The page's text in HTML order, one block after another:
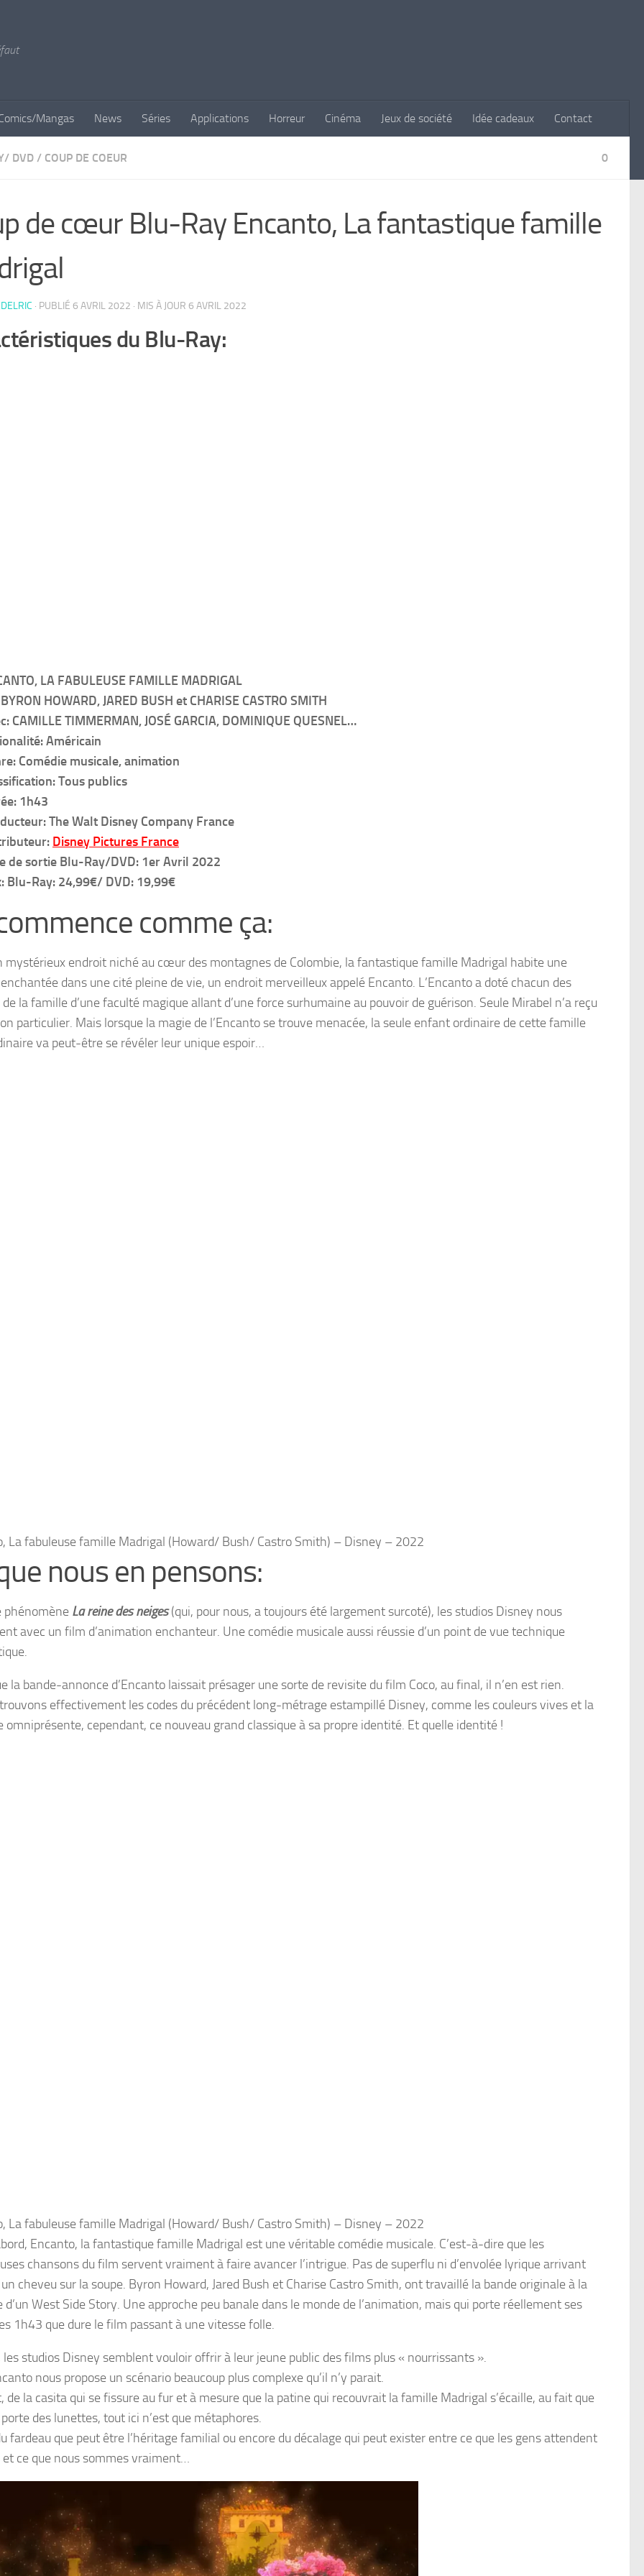
Mangas News Séries Applications Horreur Cinéma Jeux de société Idée cadeaux Contact
DVD / COUP DE COEUR 0
de cœur Blu-Ray Encanto, La fantastique famille
· PUBLIÉ 6 AVRIL 2022 · MIS À JOUR 6 AVRIL 2022
du Blu-Ray:
LA FABULEUSE FAMILLE MADRIGAL
HOWARD, JARED BUSH et CHARISE CASTRO SMITH
CAMILLE TIMMERMAN, JOSÉ GARCIA, DOMINIQUE QUESNEL…
Américain
Comédie musicale, animation
Tous publics
1h43
The Walt Disney Company France
Disney Pictures France
de sortie Blu-Ray/DVD: 1er Avril 2022
Blu-Ray: 24,99€/ DVD: 19,99€
comme ça:
mystérieux endroit niché au cœur des montagnes de Colombie, la fantastique famille Madrigal habite une
dans une cité pleine de vie, un endroit merveilleux appelé Encanto. L’Encantoa doté chacun des
la famille d’une faculté magique allant d’une force surhumaine au pouvoir de guérison. Seule Mirabel n’a reçu
particulier. Mais lorsque la magie de l’Encanto se trouve menacée, la seule enfant ordinaire de cette famille
va peut-être se révéler leur unique espoir…
La fabuleuse famille Madrigal (Howard/ Bush/ Castro Smith) – Disney – 2022
nous en pensons:
phénomène La reine des neiges (qui, pour nous, a toujours été largement surcoté), les studios Disney nous
avec un film d’animation enchanteur. Une comédie musicale aussi réussie d’un point de vue technique
la bande-annonce d’Encanto laissait présager une sorte de revisite du film Coco, au final, il n’en est rien.
effectivement les codes du précédent long-métrage estampillé Disney, comme les couleurs vives et la
omniprésente, cependant, ce nouveau grand classiqueà sa propre identité. Et quelle identité !
La fabuleuse famille Madrigal (Howard/ Bush/ Castro Smith) – Disney – 2022
Encanto, la fantastique famille Madrigal est une véritable comédie musicale. C’est-à-dire que les
chansons du film servent vraiment à faire avancer l’intrigue. Pas de superflu ni d’envolée lyrique arrivant
cheveu sur la soupe. Byron Howard, Jared Bush et Charise Castro Smith, ont travaillé la bande originale à la
West Side Story. Une approche peu banale dans le monde de l’animation, mais qui porte réellement ses
1h43 que dure le film passant à une vitesse folle.
les studios Disney semblent vouloir offrir à leur jeune public des films plus « nourrissants ».
nous propose un scénario beaucoup plus complexe qu’il n’y parait.
de la casita qui se fissure au fur et à mesure que la patine qui recouvrait la famille Madrigal s’écaille, au fait que
porte des lunettes, tout ici n’est que métaphores.
fardeau que peut être l’héritage familial ou encore du décalage qui peut exister entre ce que les gens attendent
et ce que nous sommes vraiment…